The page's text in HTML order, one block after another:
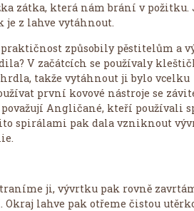
zátka, která nám brání v požitku.
je z lahve vytáhnout.
způsobily pěstitelům a
V začátcích se používaly
takže vytáhnout ji bylo vcelku
první kovové nástroje se
považují Angličané, kteří používali
spirálami pak dala vzniknout
ji, vývrtku pak rovně
lahve pak otřeme čistou